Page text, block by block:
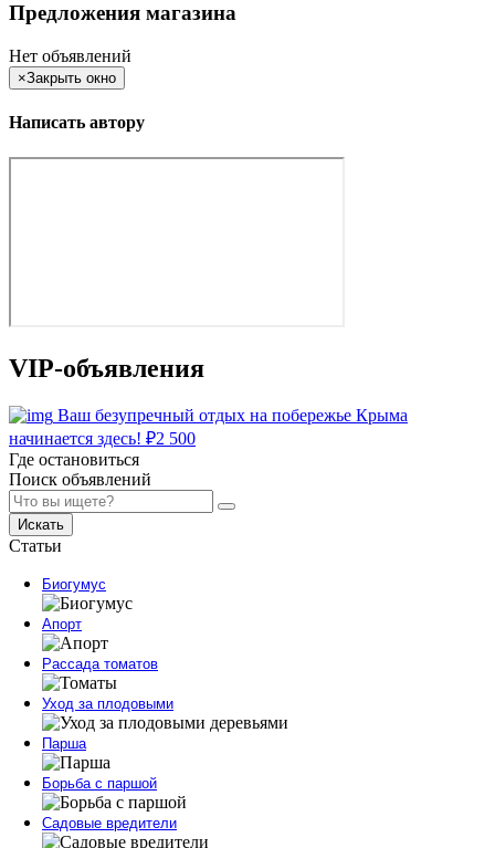
Предложения магазина
Нет объявлений
×Закрыть окно
Написать автору
VIP-объявления
Ваш безупречный отдых на побережье Крыма
начинается здесь! ₽2 500
Где остановиться
Поиск объявлений
Искать
Статьи
Биогумус
Апорт
Рассада томатов
Уход за плодовыми
Парша
Борьба с паршой
Садовые вредители